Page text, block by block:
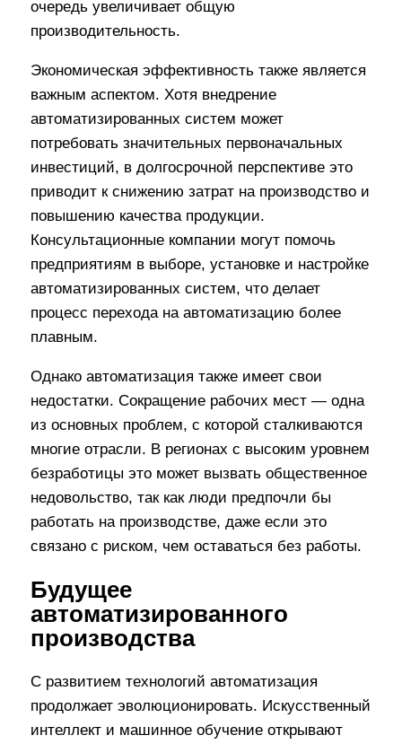
очередь увеличивает общую
производительность.
Экономическая эффективность также является
важным аспектом. Хотя внедрение
автоматизированных систем может
потребовать значительных первоначальных
инвестиций, в долгосрочной перспективе это
приводит к снижению затрат на производство и
повышению качества продукции.
Консультационные компании могут помочь
предприятиям в выборе, установке и настройке
автоматизированных систем, что делает
процесс перехода на автоматизацию более
плавным.
Однако автоматизация также имеет свои
недостатки. Сокращение рабочих мест — одна
из основных проблем, с которой сталкиваются
многие отрасли. В регионах с высоким уровнем
безработицы это может вызвать общественное
недовольство, так как люди предпочли бы
работать на производстве, даже если это
связано с риском, чем оставаться без работы.
Будущее
автоматизированного
производства
С развитием технологий автоматизация
продолжает эволюционировать. Искусственный
интеллект и машинное обучение открывают